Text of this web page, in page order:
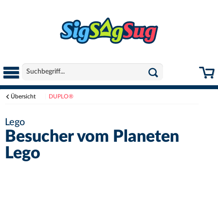
Übersicht DUPLO®
Lego
Besucher vom Planeten
Lego